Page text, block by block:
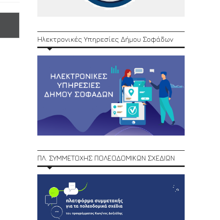
Ηλεκτρονικές Υπηρεσίες Δήμου Σοφάδων
ΠΛ. ΣΥΜΜΕΤΟΧΗΣ ΠΟΛΕΟΔΟΜΙΚΩΝ ΣΧΕΔΙΩΝ